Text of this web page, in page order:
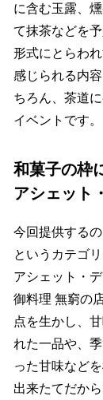
に含む玉露、
て抹茶などを予
形式にとらわ
感じられる内
ちろん、茶道
イベントです。
和菓子の枠
アシェット
今回提供する
というカテゴ
アシェット・デ
御料理 無窮の
点を生かし、
れた一品や、
った甘味など
出来たてだか